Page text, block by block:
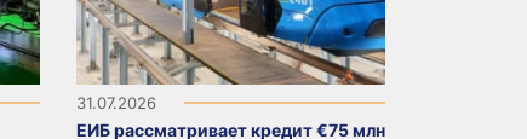
31.07.2026
ЕИБ рассматривает кредит €75 млн